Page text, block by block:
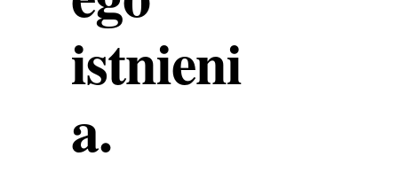
istnieni
a.